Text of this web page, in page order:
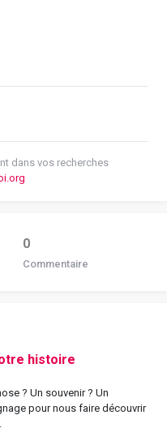
dans vos recherches
0
Commentaire
histoire
? Un souvenir ? Un
pour nous faire découvrir